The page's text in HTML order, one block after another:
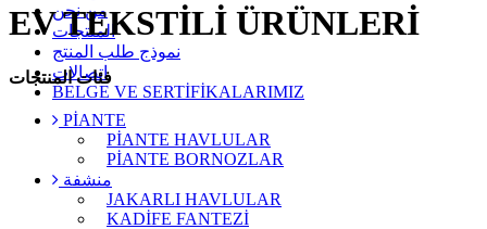
من نحن
المنتجات
نموذج طلب المنتج
اتصالات
BELGE VE SERTİFİKALARIMIZ
EV TEKSTİLİ ÜRÜNLERİ
فئات المنتجات
PİANTE
PİANTE HAVLULAR
PİANTE BORNOZLAR
منشفة
JAKARLI HAVLULAR
KADİFE FANTEZİ